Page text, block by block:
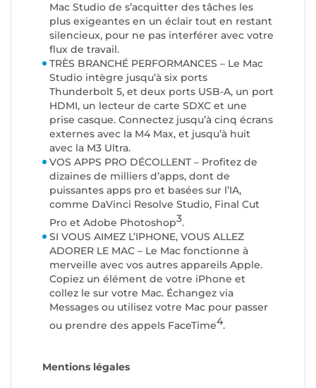
Mac Studio de s’acquitter des tâches les
plus exigeantes en un éclair tout en restant
silencieux, pour ne pas interférer avec votre
flux de travail.
TRÈS BRANCHÉ PERFORMANCES – Le Mac
Studio intègre jusqu’à six ports
Thunderbolt 5, et deux ports USB-A, un port
HDMI, un lecteur de carte SDXC et une
prise casque. Connectez jusqu’à cinq écrans
externes avec la M4 Max, et jusqu’à huit
avec la M3 Ultra.
VOS APPS PRO DÉCOLLENT – Profitez de
dizaines de milliers d’apps, dont de
puissantes apps pro et basées sur l’IA,
comme DaVinci Resolve Studio, Final Cut
Pro et Adobe Photoshop3.
SI VOUS AIMEZ L’IPHONE, VOUS ALLEZ
ADORER LE MAC – Le Mac fonctionne à
merveille avec vos autres appareils Apple.
Copiez un élément de votre iPhone et
collez le sur votre Mac. Échangez via
Messages ou utilisez votre Mac pour passer
ou prendre des appels FaceTime4.
Mentions légales